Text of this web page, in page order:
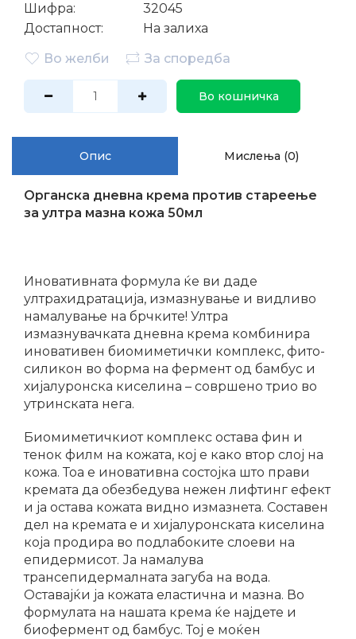
Шифра:
32045
Достапност:
На залиха
Во желби
За споредба
Во кошничка
Опис Мислења (0)
Oрганска дневна крема против стареење
за ултра мазна кожа 50мл
Иновативната формула ќе ви даде
ултрахидратација, измазнување и видливо
намалување на брчките! Ултра
измазнувачката дневна крема комбинира
иновативен биомиметички комплекс, фито-
силикон во форма на фермент од бамбус и
хијалуронска киселина – совршено трио во
утринската нега.
Биомиметичкиот комплекс остава фин и
тенок филм на кожата, кој е како втор слој на
кожа. Тоа е иновативна состојка што прави
кремата да обезбедува нежен лифтинг ефект
и ја остава кожата видно измазнета. Составен
дел на кремата е и хијалуронската киселина
која продира во подлабоките слоеви на
епидермисот. Ја намалува
трансепидермалната загуба на вода.
Оставајќи ја кожата еластична и мазна. Во
формулата на нашата крема ќе најдете и
биофермент од бамбус. Тој е моќен